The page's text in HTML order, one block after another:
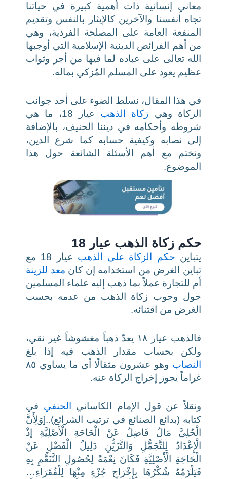
معاني إنسانية ذات أهمية كبيرة في حياتنا
تجاه أنفسنا والآخرين كالإيثار بالنفس وتقديم
المنفعة العامة على المصلحة الفردية، وهي
من أهم الفرائض الدينية الإسلامية التي أوجبها
الله تعالى على عباده لما فيها من أجر وثواب
عظيم يعود على المسلم المُزكي بماله.
في هذا المقال، نسلط الضوء على أحد جوانب
الزكاة وهي زكاة الذهب
عيار 18، ما هي
شروطه وأحكامه في ديننا الحنيف، بالإضافة
إلى نصابه وكيفية حسابه كما شرع الدين،
ونختم مع أهم الأسئلة الشائعة حول هذا
الموضوع.
حكم زكاة الذهب عيار 18
يتباين حكم الزكاة على الذهب
عيار 18 مع
تباين الغرض من استخدامه إن كان معد للزينة
أم للتجارة عملاً بما ذهب إليه علماء المسلمين
حول وجوب زكاة الذهب من عدمه بحسب
الغرض من اقتنائه.
فالذهب عيار ١٨ يعدّ ذهباً مغشوشاً غير نقي،
ولكن بحساب مقدار الذهب فيه إذا بلغ
النصاب
وهو عشرون مثقالًا أي ما يساوي ٨٥
غراماً يجوز إخراج الزكاة عنه.
ونقلاً عن قول الإمام الكاساني الحنفي في
كتابه (بدائع الصنائع في ترتيب الشرائع)..[وَلِأَنَّ
الْحُلِيَّ مَالٌ فَاضِلٌ عَنْ الْحَاجَةِ الْأَصْلِيَّةِ إذْ
الْإِعْدَادُ لِلتَّجَمُّلِ وَالتَّزَيُّنِ دَلِيلُ الْفَضْلِ عَنْ
الْحَاجَةِ الْأَصْلِيَّةِ فَكَانَ نِعْمَةً لِحُصُولِ التَّنَعُّمِ بِهِ
فَيَلْزَمُهُ شُكْرُهَا بِإِخْرَاجِ جُزْءٍ مِنْهَا لِلْفُقَرَاءِ…